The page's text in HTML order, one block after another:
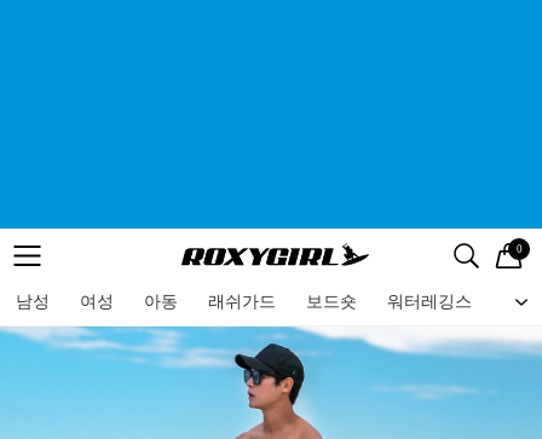
메뉴 검색
로고 0
남성 여성 아동 래쉬가드 보드숏 워터레깅스 비
메뉴